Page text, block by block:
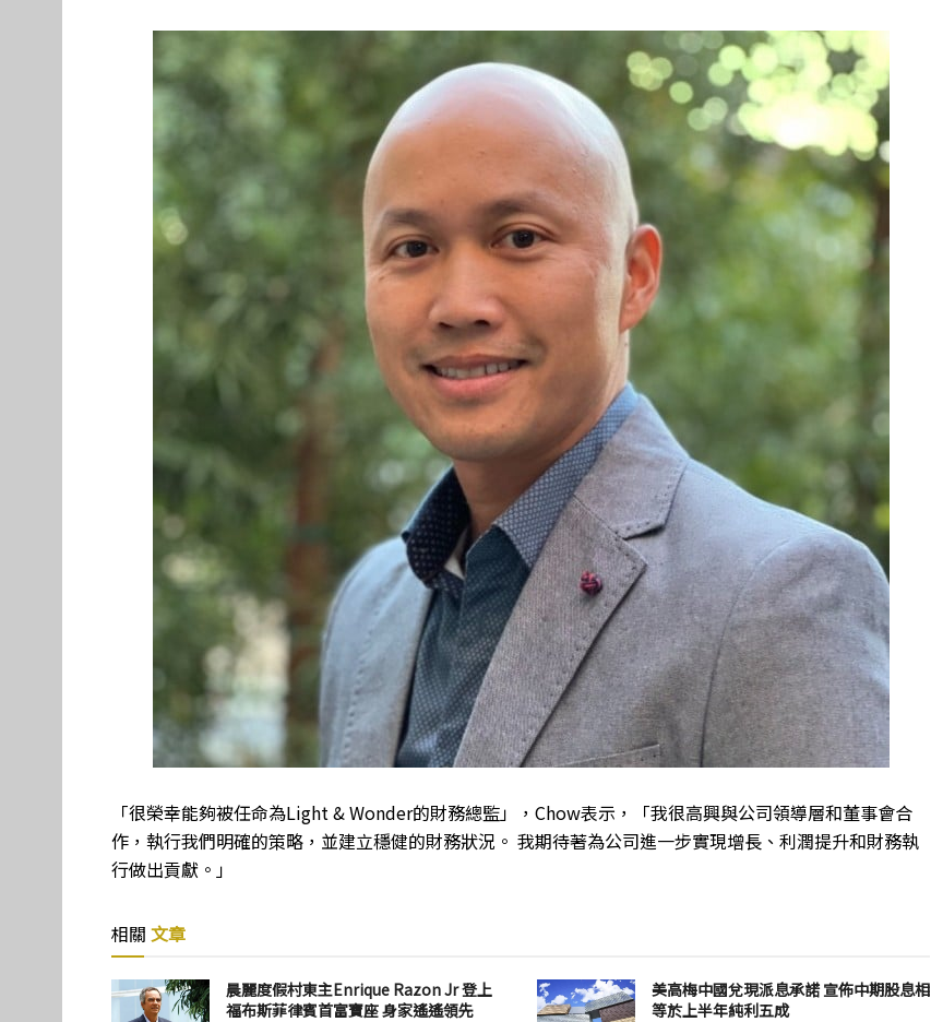
「很榮幸能夠被任命為Light & Wonder的財務總監」，Chow表示，「我很高興與公司領導層和董事會合
作，執行我們明確的策略，並建立穩健的財務狀況。 我期待著為公司進一步實現增長、利潤提升和財務執
行做出貢獻。」
相關 文章
晨麗度假村東主Enrique Razon Jr 登上
福布斯菲律賓首富寶座 身家遙遙領先
美高梅中國兌現派息承諾 宣佈中期股息相
等於上半年純利五成